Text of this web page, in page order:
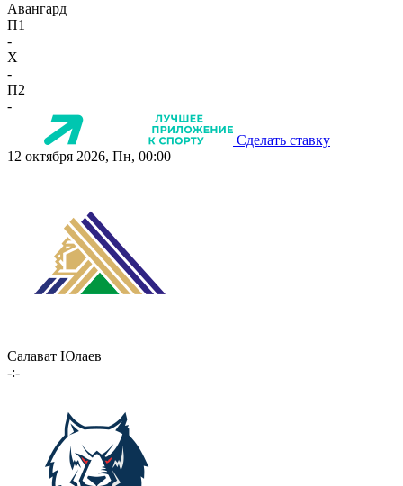
Авангард
П1
-
X
-
П2
-
Сделать ставку
12 октября 2026, Пн, 00:00
Салават Юлаев
-:-